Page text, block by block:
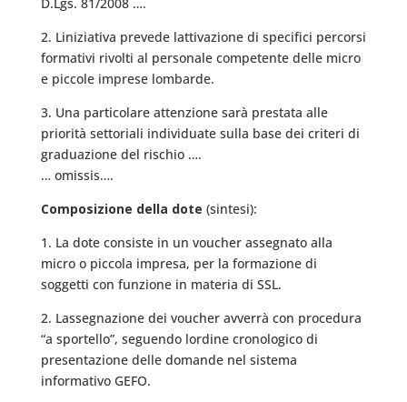
2. Liniziativa prevede lattivazione di specifici percorsi
formativi rivolti al personale competente delle micro
e piccole imprese lombarde.
3. Una particolare attenzione sarà prestata alle
priorità settoriali individuate sulla base dei criteri di
graduazione del rischio ….
… omissis….
Composizione della dote (sintesi):
1. La dote consiste in un voucher assegnato alla
micro o piccola impresa, per la formazione di
soggetti con funzione in materia di SSL.
2. Lassegnazione dei voucher avverrà con procedura
“a sportello”, seguendo lordine cronologico di
presentazione delle domande nel sistema
informativo GEFO.